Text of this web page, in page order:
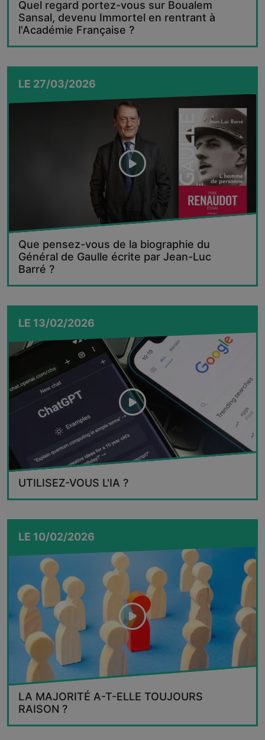
Quel regard portez-vous sur Boualem
Sansal, devenu Immortel en rentrant à
l'Académie Française ?
LE 27/03/2026
Que pensez-vous de la biographie du
Général de Gaulle écrite par Jean-Luc
Barré ?
LE 13/02/2026
UTILISEZ-VOUS L'IA ?
LE 10/02/2026
LA MAJORITÉ A-T-ELLE TOUJOURS
RAISON ?